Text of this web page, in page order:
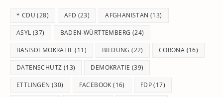
* CDU (28) AFD (23) AFGHANISTAN (13)
ASYL (37) BADEN-WÜRTTEMBERG (24)
BASISDEMOKRATIE (11) BILDUNG (22) CORONA (16)
DATENSCHUTZ (13) DEMOKRATIE (39)
ETTLINGEN (30) FACEBOOK (16) FDP(17)